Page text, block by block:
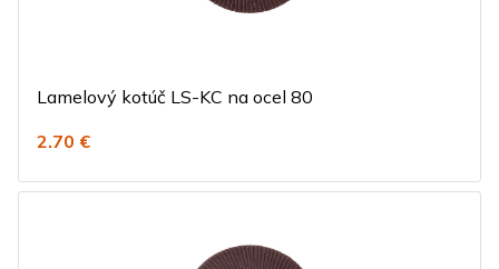
Lamelový kotúč LS-KC na ocel 80
2.70 €